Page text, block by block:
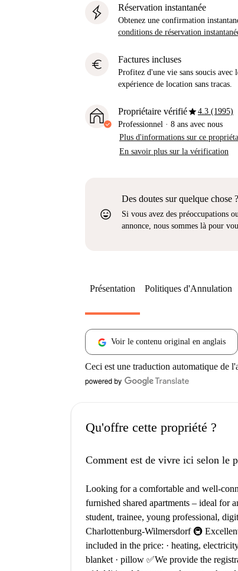
Réservation instantanée
Obtenez une confirmation
conditions de réservation
euro Factures incluses
Profitez d'une vie sans soucis avec
expérience de location sans tracas.
Propriétaire vérifiéstar4.3 (1995)
Professionnel · 8 ans avec nous
Plus d'informations sur ce
En savoir plus sur la vérification
sentiment_very_satisfied
Des doutes sur quelque chose ?
Si vous avez des préoccupations
annonce, nous sommes là pour
Présentation Politiques d'Annulation
Voir le contenu original en anglais
Ceci est une traduction automatique de
Qu'offre cette propriété ?
Comment est de vivre ici selon le
Looking for a comfortable and well-
furnished shared apartments – ideal for
student, trainee, young professional,
Charlottenburg-Wilmersdorf 🚇
included in the price: · heating,
blanket · pillow ✅We provide the